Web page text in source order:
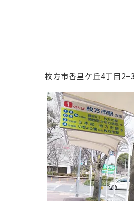
枚方市香里ケ丘4丁目2−3